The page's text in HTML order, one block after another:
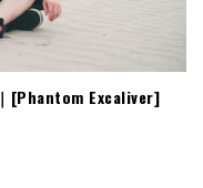
[Phantom Excaliver]